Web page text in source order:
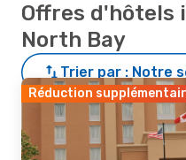
Offres d'hôtels
North Bay
Trier par : Notre
Réduction